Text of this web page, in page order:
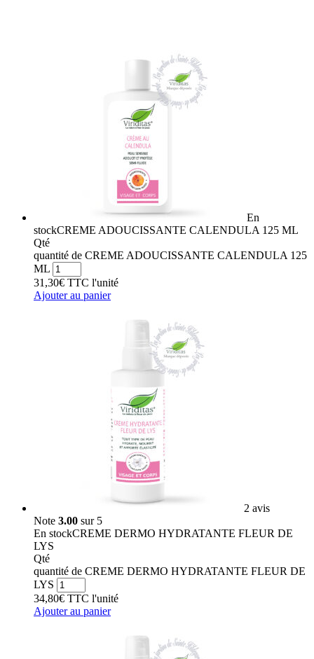
En
stockCREME ADOUCISSANTE CALENDULA 125 ML
Qté
quantité de CREME ADOUCISSANTE CALENDULA 125
ML
31,30€ TTC l'unité
Ajouter au panier
2 avis
Note 3.00 sur 5
En stockCREME DERMO HYDRATANTE FLEUR DE
LYS
Qté
quantité de CREME DERMO HYDRATANTE FLEUR DE
LYS
34,80€ TTC l'unité
Ajouter au panier